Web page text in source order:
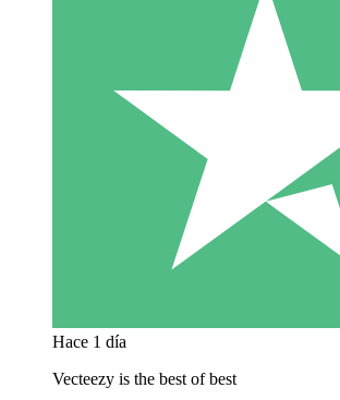
Hace 1 día
Vecteezy is the best of best